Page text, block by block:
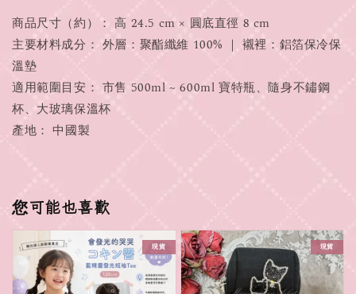
商品尺寸（約）： 高 24.5 cm × 圓底直徑 8 cm
主要材料成分： 外層：聚酯纖維 100% ｜ 襯裡：鋁箔保冷保
溫墊
適用範圍目安： 市售 500ml ~ 600ml 寶特瓶、隨身不鏽鋼
杯、大玻璃保溫杯
產地： 中國製
您可能也喜歡
現貨 現貨